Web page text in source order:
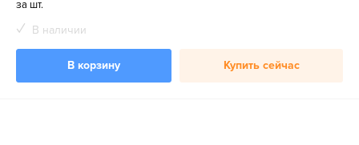
за шт.
В наличии
В корзину Купить сейчас